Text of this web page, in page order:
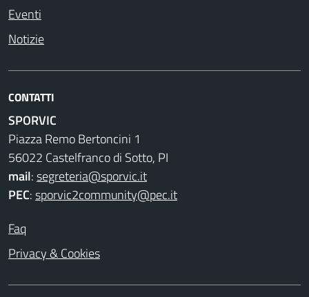
Eventi
Notizie
CONTATTI
SPORVIC
Piazza Remo Bertoncini 1
56022 Castelfranco di Sotto, PI
mail:segreteria@sporvic.it
PEC:sporvic2community@pec.it
Faq
Privacy & Cookies